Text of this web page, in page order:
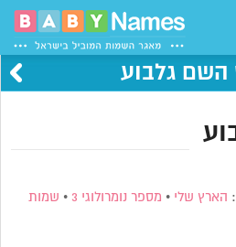
השם גלבוע
הארץ שלי • מספר נומרולוגי 3 • שמות